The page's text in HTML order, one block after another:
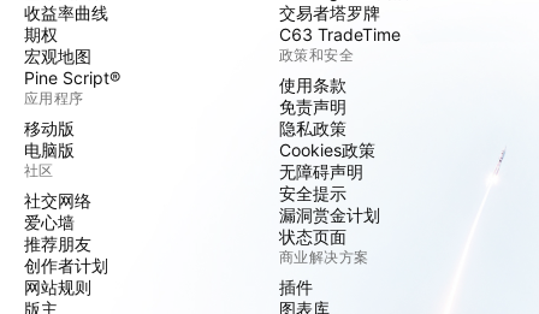
收益率曲线
期权
宏观地图
Pine Script®
应用程序
移动版
电脑版
社区
社交网络
爱心墙
推荐朋友
创作者计划
网站规则
版主
交易者塔罗牌
C63 TradeTime
政策和安全
使用条款
免责声明
隐私政策
Cookies政策
无障碍声明
安全提示
漏洞赏金计划
状态页面
商业解决方案
插件
图表库